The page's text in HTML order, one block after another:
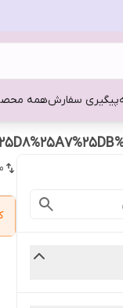
پیگیری سفارشهمه